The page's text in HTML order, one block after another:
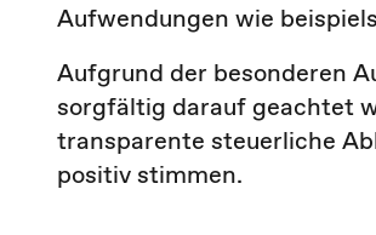
Aufwendungen wie
Aufgrund der besonderen
sorgfältig darauf geachtet
transparente steuerliche
positiv stimmen.